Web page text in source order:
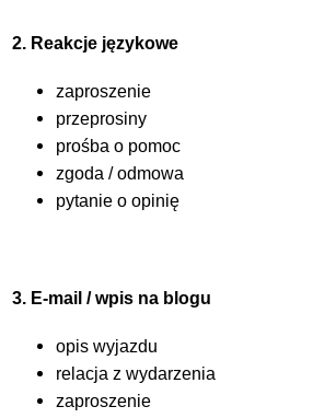
2. Reakcje językowe
zaproszenie
przeprosiny
prośba o pomoc
zgoda / odmowa
pytanie o opinię
3. E-mail / wpis na blogu
opis wyjazdu
relacja z wydarzenia
zaproszenie